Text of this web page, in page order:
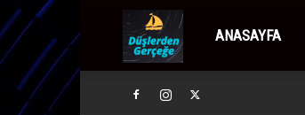
Düşlerden
ANASAYFA